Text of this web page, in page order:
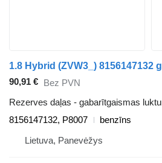
90,91 € Bez PVN
Rezerves daļas - gabarītgaismas
8156147132, P8007
benzīns
Lietuva, Panevėžys